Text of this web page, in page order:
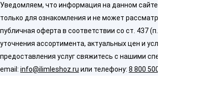
Уведомляем, что информация на данном сайте предназначена
только для ознакомления и не может рассматриваться как
публичная оферта в соответствии со ст. 437 (п. 2) ГК РФ. Для
уточнения ассортимента, актуальных цен и условий
предоставления услуг свяжитесь с нашими специалистами по
email: info@ilimleshoz.ru или телефону: 8 800 500 5437